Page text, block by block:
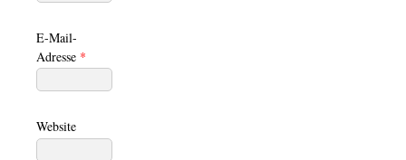
E-Mail-
Adresse *
Website